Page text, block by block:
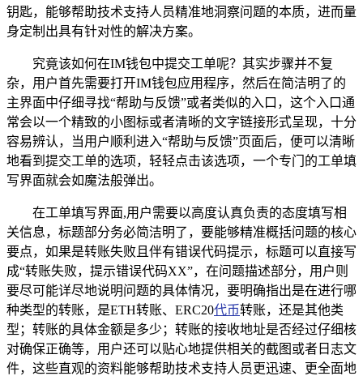
钥匙，能够帮助技术支持人员精准地洞察问题的本质，进而量
身定制出具有针对性的解决方案。
究竟该如何在IM钱包中提交工单呢？其实步骤并不复
杂，用户首先需要打开IM钱包应用程序，然后在简洁明了的
主界面中仔细寻找“帮助与反馈”或者类似的入口，这个入口通
常会以一个精致的小图标或者清晰的文字链接形式呈现，十分
容易辨认，当用户顺利进入“帮助与反馈”页面后，便可以清晰
地看到提交工单的选项，轻轻点击该选项，一个专门的工单填
写界面就会如魔法般弹出。
在工单填写界面,用户需要以高度认真负责的态度填写相
关信息，标题部分务必简洁明了，要能够精准概括问题的核心
要点，如果是转账失败且伴有错误代码提示，标题可以直接写
成“转账失败，提示错误代码XX”，在问题描述部分，用户则
要尽可能详尽地说明问题的具体情况，要明确指出是在进行哪
种类型的转账，是ETH转账、ERC20代币转账，还是其他类
型；转账的具体金额是多少；转账的接收地址是否经过仔细核
对确保正确等，用户还可以贴心地提供相关的截图或者日志文
件，这些直观的资料能够帮助技术支持人员更迅速、更全面地